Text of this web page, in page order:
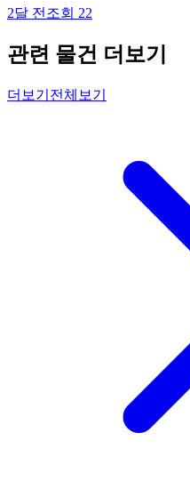
2달 전 조회 22
관련 물건 더보기
더보기 전체보기